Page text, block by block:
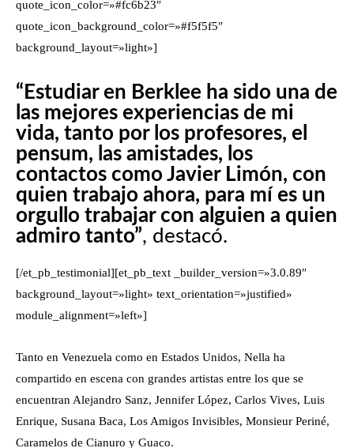
quote_icon_color=»#fc6b23″
quote_icon_background_color=»#f5f5f5″
background_layout=»light»]
“Estudiar en Berklee ha sido una de
las mejores experiencias de mi
vida, tanto por los profesores, el
pensum, las amistades, los
contactos como Javier Limón, con
quien trabajo ahora, para mí es un
orgullo trabajar con alguien a quien
admiro tanto”, destacó.
[/et_pb_testimonial][et_pb_text _builder_version=»3.0.89″
background_layout=»light» text_orientation=»justified»
module_alignment=»left»]
Tanto en Venezuela como en Estados Unidos, Nella ha
compartido en escena con grandes artistas entre los que se
encuentran Alejandro Sanz, Jennifer López, Carlos Vives, Luis
Enrique, Susana Baca, Los Amigos Invisibles, Monsieur Periné,
Caramelos de Cianuro y Guaco.